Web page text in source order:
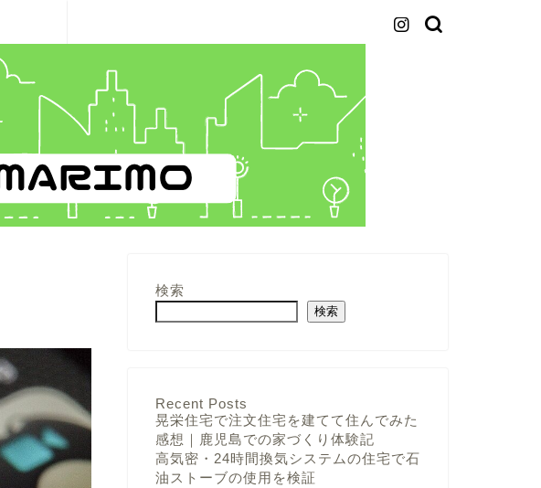
検索
検索
Recent Posts
晃栄住宅で注文住宅を建てて住んでみた
感想｜鹿児島での家づくり体験記
高気密・24時間換気システムの住宅で石
油ストーブの使用を検証